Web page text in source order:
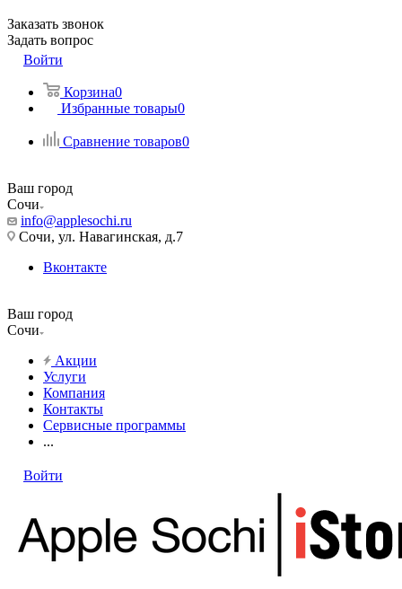
Заказать звонок
Задать вопрос
Войти
Корзина0
Избранные товары0
Сравнение товаров0
Ваш город
Сочи
info@applesochi.ru
Сочи, ул. Навагинская, д.7
Вконтакте
Ваш город
Сочи
Акции
Услуги
Компания
Контакты
Сервисные программы
...
Войти